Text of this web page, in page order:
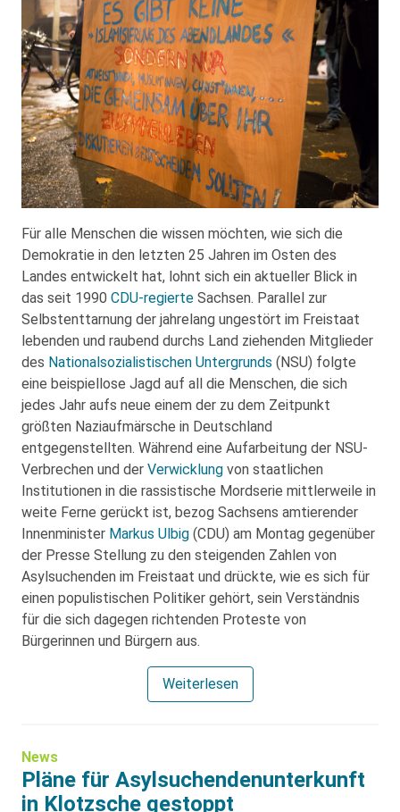
Für alle Menschen die wissen möchten, wie sich die
Demokratie in den letzten 25 Jahren im Osten des
Landes entwickelt hat, lohnt sich ein aktueller Blick in
das seit 1990 CDU-regierte Sachsen. Parallel zur
Selbstenttarnung der jahrelang ungestört im Freistaat
lebenden und raubend durchs Land ziehenden Mitglieder
des Nationalsozialistischen Untergrunds (NSU) folgte
eine beispiellose Jagd auf all die Menschen, die sich
jedes Jahr aufs neue einem der zu dem Zeitpunkt
größten Naziaufmärsche in Deutschland
entgegenstellten. Während eine Aufarbeitung der NSU-
Verbrechen und der Verwicklung von staatlichen
Institutionen in die rassistische Mordserie mittlerweile in
weite Ferne gerückt ist, bezog Sachsens amtierender
Innenminister Markus Ulbig (CDU) am Montag gegenüber
der Presse Stellung zu den steigenden Zahlen von
Asylsuchenden im Freistaat und drückte, wie es sich für
einen populistischen Politiker gehört, sein Verständnis
für die sich dagegen richtenden Proteste von
Bürgerinnen und Bürgern aus.
Weiterlesen
News
Pläne für Asylsuchendenunterkunft
in Klotzsche gestoppt